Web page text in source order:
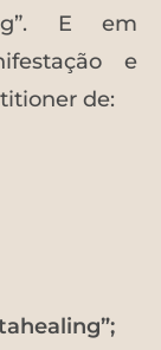
E em
e
de: